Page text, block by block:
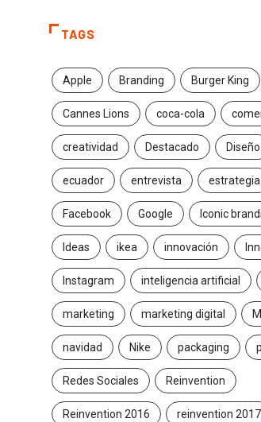
TAGS
Apple Branding Burger King
Cannes Lions coca-cola
creatividad Destacado Diseño
ecuador entrevista estrategia
Facebook Google Iconic
Ideas ikea innovación
Instagram inteligencia artificial
marketing marketing digital
navidad Nike packaging
Redes Sociales Reinvention
Reinvention 2016 reinvention 2017